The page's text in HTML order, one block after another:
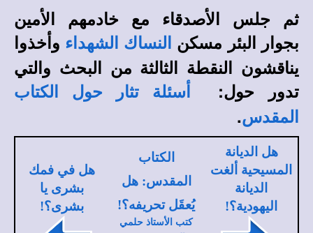
ثم جلس الأصدقاء مع خادمهم الأمين
بجوار البئر مسكن
النساك الشهداء وأخذوا
يناقشون النقطة الثالثة من البحث والتي
تدور حول: أسئلة تثار حول الكتاب
المقدس.
هل الديانة
المسيحية ألغت
الديانة
اليهودية؟!
الكتاب
المقدس: هل
يُعقَل تحريفه؟!
كتب الأستاذ حلمي
هل في فمك
بشرى يا
بشرى؟!